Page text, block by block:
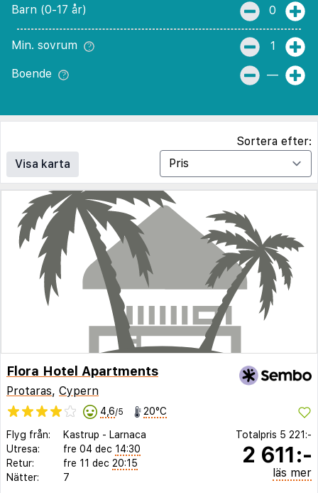
Barn (0-17 år) 0
Min. sovrum 1
Boende —
Visa karta
Sortera efter:
Flora Hotel Apartments
Protaras, Cypern
4,6/5 20°C
Flyg från: Kastrup - Larnaca
Utresa:
fre 04 dec 14:30
Retur:
fre 11 dec 20:15
Nätter:
7
Totalpris 5 221:-
2 611:-
läs mer